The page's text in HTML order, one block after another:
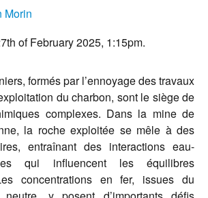
Morin
of February 2025, 1:15pm.
formés par l’ennoyage des travaux
du charbon, sont le siège de
complexes. Dans la mine de
la roche exploitée se mêle à des
entraînant des interactions eau-
qui influencent les équilibres
concentrations en fer, issues du